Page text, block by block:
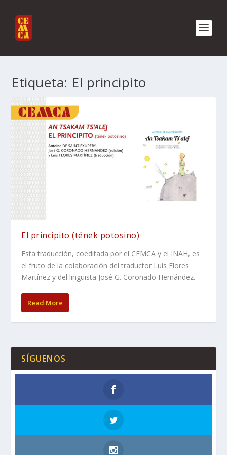
Etiqueta: El principito
El principito (tének potosino)
Esta traducción, coeditada por el CEMCA y el INAH, es
el fruto de la colaboración del traductor Luis Flores
Martínez y del linguista José G. Coronado Hernández.
Read More
SÍGUENOS